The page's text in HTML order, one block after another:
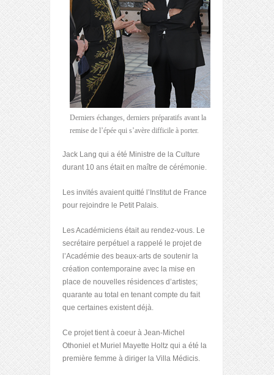
Derniers échanges, derniers préparatifs avant la
remise de l’épée qui s’avère difficile à porter.
Jack Lang qui a été Ministre de la Culture
durant 10 ans était en maître de cérémonie.
Les invités avaient quitté l’Institut de France
pour rejoindre le Petit Palais.
Les Académiciens était au rendez-vous. Le
secrétaire perpétuel a rappelé le projet de
l’Académie des beaux-arts de soutenir la
création contemporaine avec la mise en
place de nouvelles résidences d’artistes;
quarante au total en tenant compte du fait
que certaines existent déjà.
Ce projet tient à coeur à Jean-Michel
Othoniel et Muriel Mayette Holtz qui a été la
première femme à diriger la Villa Médicis.